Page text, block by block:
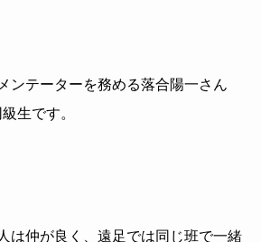
ンテーターを務める落合陽一さん
生です。
は仲が良く、遠足では同じ班で一緒